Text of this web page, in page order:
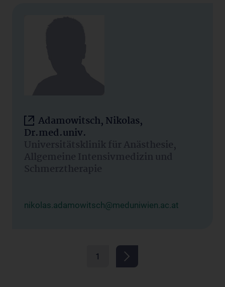
Adamowitsch, Nikolas,
Dr.med.univ.
Universitätsklinik für Anästhesie,
Allgemeine Intensivmedizin und
Schmerztherapie
nikolas.adamowitsch@meduniwien.ac.at
1